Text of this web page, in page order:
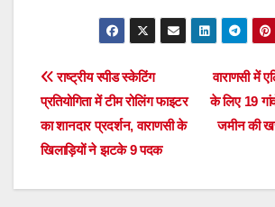
Post
navigation
वाराणसी में
के लिए 19
जमीन की
राष्ट्रीय स्पीड स्केटिंग
प्रतियोगिता में टीम रोलिंग फाइटर
का शानदार प्रदर्शन, वाराणसी के
खिलाड़ियों ने झटके 9 पदक